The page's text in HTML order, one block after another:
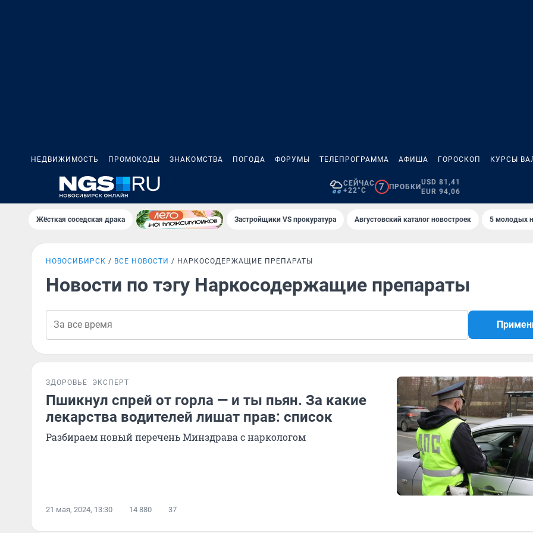
НЕДВИЖИМОСТЬ ПРОМОКОДЫ ЗНАКОМСТВА ПОГОДА ФОРУМЫ ТЕЛЕПРОГРАММА АФИША ГОРОСКОП КУРСЫ
СЕЙЧАС
+22°C
7 ПРОБКИ
USD 81,41
EUR 94,06
Жёсткая соседская драка Застройщики VS прокуратура Августовский каталог новостроек 5 молодых
НОВОСИБИРСК ВСЕ НОВОСТИ НАРКОСОДЕРЖАЩИЕ ПРЕПАРАТЫ
Новости по тэгу Наркосодержащие препараты
ЗДОРОВЬЕ ЭКСПЕРТ
Пшикнул спрей от горла — и ты пьян. За какие
лекарства водителей лишат прав: список
Разбираем новый перечень Минздрава с наркологом
21 мая, 2024, 13:30 14 880 37